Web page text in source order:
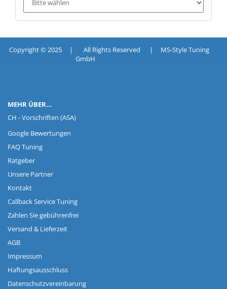
Copyright © 2025 | All Rights Reserved | MS-Style Tuning
GmbH
MEHR ÜBER...
CH - Vorschriften (ASA)
Google Bewertungen
FAQ Tuning
Ratgeber
Unsere Partner
Kontakt
Callback Service Tuning
Zahlen Sie gebührenfrei
Versand & Lieferzeit
AGB
Impressum
Haftungsausschluss
Datenschutzvereinbarung